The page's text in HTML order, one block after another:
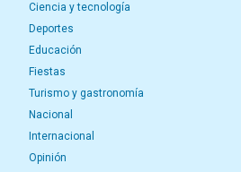
Ciencia y tecnología
Deportes
Educación
Fiestas
Turismo y gastronomía
Nacional
Internacional
Opinión